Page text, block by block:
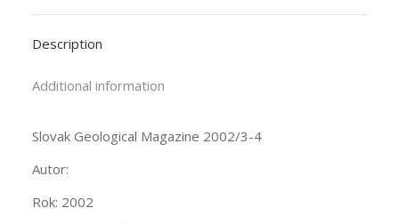
Description
Additional information
Slovak Geological Magazine 2002/3-4
Autor:
Rok: 2002